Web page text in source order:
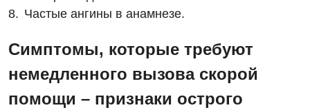
Гастроэнтерология
Хирургическое отделение
Частые ангины в анамнезе.
Симптомы, которые требуют
немедленного вызова скорой
помощи – признаки острого